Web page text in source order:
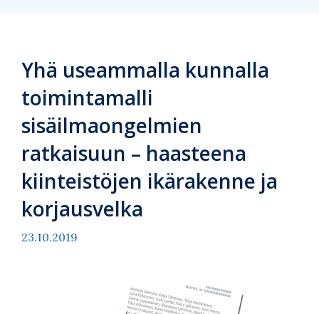
Yhä useammalla kunnalla
toimintamalli
sisäilmaongelmien
ratkaisuun – haasteena
kiinteistöjen ikärakenne ja
korjausvelka
23.10.2019